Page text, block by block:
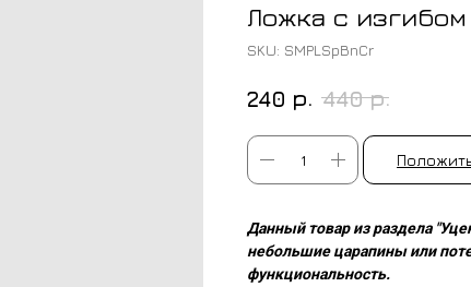
Ложка с
SKU: SMPLSpBnCr
240 р. 440 р.
Данный товар из раздела
небольшие царапины или
функциональность.